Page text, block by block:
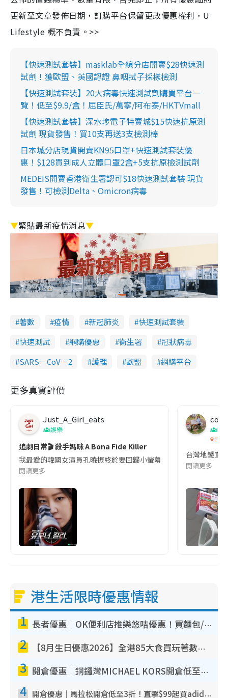
更新至文章發佈日期，訂購平台保留更改優惠權利，U
Lifestyle 概不負責。>>
【快速測試套裝】masklab全線分店開賣$28快速測
試劑！獲歐盟、英國認證 鼻咽拭子採樣檢測
【快速測試套裝】20大病毒快速測試劑購買平台一
覽！低至$9.9/盒！屈臣氏/萬寧/阿布泰/HKTVmall
【快速測試套裝】深水埗電子特賣城$15快速抗原測
試劑 現貨發售！買10支再送3支檢測棒
日本城分店現貨開賣KN95口罩+快速測試套裝優
惠！$128買到成人立體口罩2盒+5支抗原檢測試劑
MEDEIS開賣香港衛生署認可$18快速測試套裝 現貨
發售！可檢測Delta、Omicron病毒
▼緊貼最新疫情消息▼
著數 疫情 新冠肺炎
快速測試套裝
快速測試
網購優惠 衞生署
冠狀病毒
SARS－CoV－2
護理 歐盟 網購平台
更多真實評價
Just_A_Girl_eats
娛樂
追劇日常🎬 殺手媽咪 A Bona Fide Killer
我最愛的韓國女演員孔曉振終於要回歸小螢幕啦!這次的劇本改編
閱讀更多
co
吹
台灣
台灣地鐵宣
閱讀更多
港生活限時優惠情報
1 長者優惠｜OK便利店推樂悠咭優惠！買麵包/牛奶/保健品拍卡即減
2 【8月生日優惠2026】全港85大食買玩著數攻略 自助餐/火鍋放題同行免費＋誠品/DONKI送現金券
3 開倉優惠｜銅鑼灣MICHAEL KORS開倉低至17折！直擊$500起買手袋/銀包/鞋款 必買經典Jet Set系列
4